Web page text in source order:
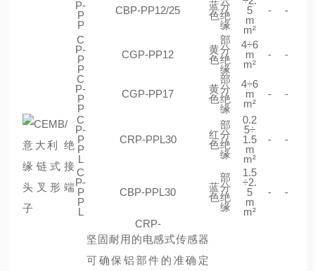
P-
P
P
CBP-PP12/25
蓝
色
分
绝
缘
5
m
m²
- -
C
P-
P
P
CGP-PP12
黄
色
部
分
绝
缘
4÷6
m
m²
- -
C
P-
P
P
CGP-PP17
黄
色
部
分
绝
缘
4÷6
m
m²
- -
C
P-
P
P
L
CRP-PPL30
红
色
部
分
绝
缘
0.2
5÷
1.5
m
m²
- -
C
P-
P
P
L
CBP-PPL30
蓝
色
部
分
绝
缘
1.5
÷2.
5
m
m²
- -
CRP-
坚固耐用的电感式传感器
可确保铝部件的准确定